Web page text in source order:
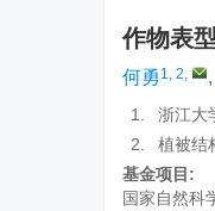
作物表
何勇 1, 2, ,
1.
浙江大
2.
植被结
基金项目:
国家自然科